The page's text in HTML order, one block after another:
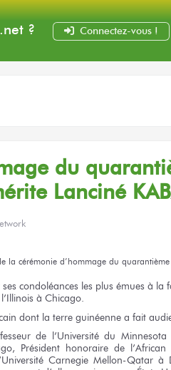
? Connectez-vous !
du
Lanciné
la cérémonie d’hommage du quarantième
ses condoléances les plus émues à la
à Chicago.
dont la terre guinéenne a fait
de l’Université du Minnesota
Président honoraire de l’African
Carnegie Mellon-Qatarà